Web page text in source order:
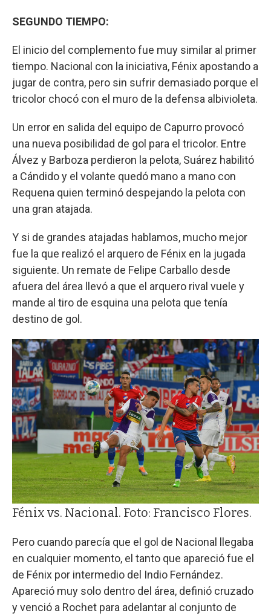
SEGUNDO TIEMPO:
El inicio del complemento fue muy similar al primer
tiempo. Nacional con la iniciativa, Fénix apostando a
jugar de contra, pero sin sufrir demasiado porque el
tricolor chocó con el muro de la defensa albivioleta.
Un error en salida del equipo de Capurro provocó
una nueva posibilidad de gol para el tricolor. Entre
Álvez y Barboza perdieron la pelota, Suárez habilitó
a Cándido y el volante quedó mano a mano con
Requena quien terminó despejando la pelota con
una gran atajada.
Y si de grandes atajadas hablamos, mucho mejor
fue la que realizó el arquero de Fénix en la jugada
siguiente. Un remate de Felipe Carballo desde
afuera del área llevó a que el arquero rival vuele y
mande al tiro de esquina una pelota que tenía
destino de gol.
Fénix vs. Nacional. Foto: Francisco Flores.
Pero cuando parecía que el gol de Nacional llegaba
en cualquier momento, el tanto que apareció fue el
de Fénix por intermedio del Indio Fernández.
Apareció muy solo dentro del área, definió cruzado
y venció a Rochet para adelantar al conjunto de